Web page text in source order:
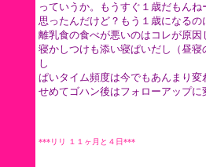
っていうか。もうすぐ１歳だもんね
思ったんだけど？もう１歳になる
離乳食の食べが悪いのはコレが原
寝かしつけも添い寝ぱいだし（昼
し
ぱいタイム頻度は今でもあんまり
せめてゴハン後はフォローアップに
***リリ １１ヶ月と４日***